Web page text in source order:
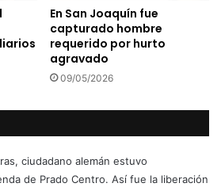
En San Joaquín fue
capturado hombre
requerido por hurto
agravado
09/05/2026
ciudadano alemán estuvo
de Prado Centro. Así fue la liberación